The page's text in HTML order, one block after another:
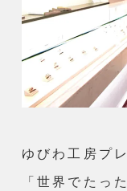
ゆびわ工房プ
「世界でたっ